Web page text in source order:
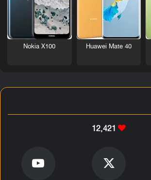
Huawei Mate 40
Nokia X100
12٬421